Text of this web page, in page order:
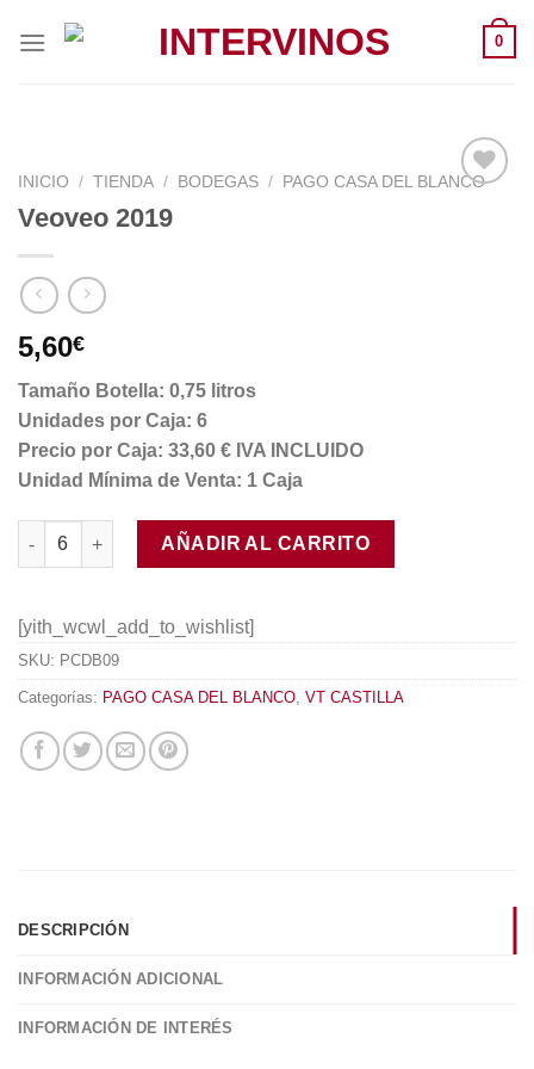
0
INICIO / TIENDA / BODEGAS / PAGO CASA DEL BLANCO
Veoveo 2019
5,60€
Tamaño Botella: 0,75 litros
Unidades por Caja: 6
Precio por Caja: 33,60 € IVA INCLUIDO
Unidad Mínima de Venta: 1 Caja
Veoveo 2019 cantidad
AÑADIR AL CARRITO
[yith_wcwl_add_to_wishlist]
SKU: PCDB09
Categorías: PAGO CASA DEL BLANCO, VT CASTILLA
DESCRIPCIÓN
INFORMACIÓN ADICIONAL
INFORMACIÓN DE INTERÉS